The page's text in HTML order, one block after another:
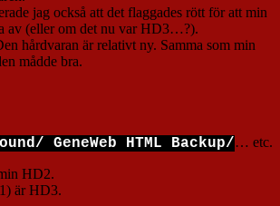
jag också att det flaggades rött för att min
av (eller om det nu var HD3…?).
hårdvaran är relativt ny. Samma som min
mådde bra.
GeneWeb HTML Backup/ … etc.
HD2.
är HD3.